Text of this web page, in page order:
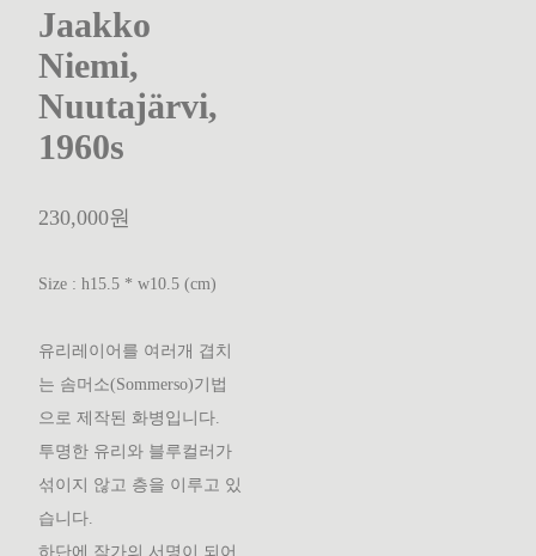
Jaakko
Niemi,
Nuutajärvi,
1960s
230,000원
Size : h15.5 * w10.5 (cm)
유리레이어를 여러개 겹치
는 솜머소(Sommerso)기법
으로 제작된 화병입니다.
투명한 유리와 블루컬러가
섞이지 않고 층을 이루고 있
습니다.
하단에 작가의 서명이 되어